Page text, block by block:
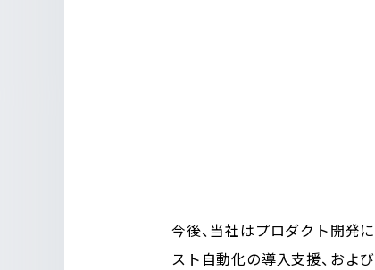
今後、当社はプロダクト開発
スト自動化の導入支援、およ